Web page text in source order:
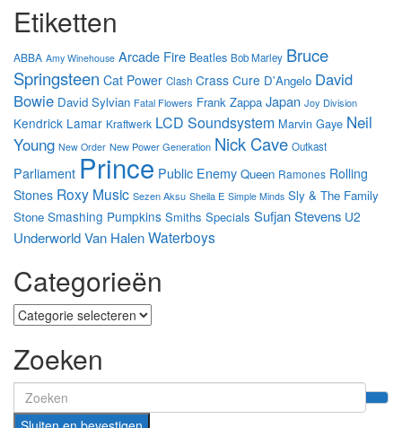
Etiketten
ABBA Amy Winehouse Arcade Fire Beatles Bob Marley Bruce
Springsteen Cat Power Clash Crass Cure D'Angelo David
Bowie David Sylvian Fatal Flowers Frank Zappa Japan Joy Division
Kendrick Lamar Kraftwerk LCD Soundsystem Marvin Gaye Neil
Young New Order New Power Generation Nick Cave Outkast
Parliament Prince Public Enemy Queen Ramones Rolling
Stones Roxy Music Sezen Aksu Sheila E Simple Minds Sly & The Family
Stone Smashing Pumpkins Smiths Specials Sufjan Stevens U2
UnderworldVan HalenWaterboys
Categorieën
Categorieën
Zoeken
Search
for: